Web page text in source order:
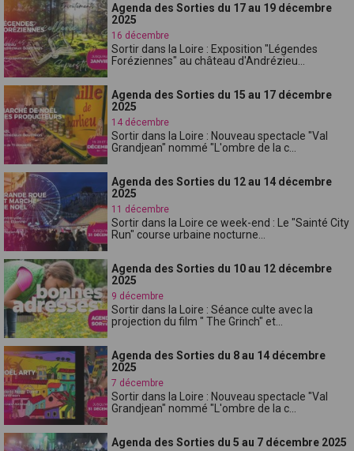
Agenda des Sorties du 17 au 19 décembre
2025
16 décembre
Sortir dans la Loire : Exposition "Légendes
Foréziennes" au château d'Andrézieu...
Agenda des Sorties du 15 au 17 décembre
2025
14 décembre
Sortir dans la Loire : Nouveau spectacle "Val
Grandjean" nommé "L'ombre de la c...
Agenda des Sorties du 12 au 14 décembre
2025
11 décembre
Sortir dans la Loire ce week-end : Le "Sainté City
Run" course urbaine nocturne...
Agenda des Sorties du 10 au 12 décembre
2025
9 décembre
Sortir dans la Loire : Séance culte avec la
projection du film " The Grinch" et...
Agenda des Sorties du 8 au 14 décembre
2025
7 décembre
Sortir dans la Loire : Nouveau spectacle "Val
Grandjean" nommé "L'ombre de la c...
Agenda des Sorties du 5 au 7 décembre 2025